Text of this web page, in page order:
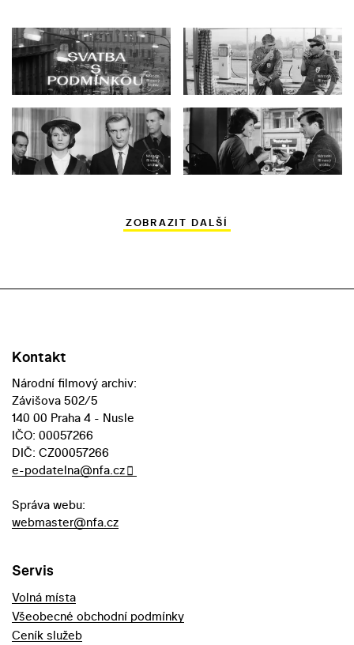
ZOBRAZIT DALŠÍ
Kontakt
Národní filmový archiv:
Závišova 502/5
140 00 Praha 4 - Nusle
IČO: 00057266
DIČ: CZ00057266
e-podatelna@nfa.cz
Správa webu:
webmaster@nfa.cz
Servis
Volná místa
Všeobecné obchodní podmínky
Ceník služeb